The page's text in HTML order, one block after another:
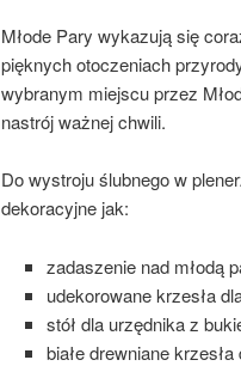
Młode Pary wykazują się
pięknych otoczeniach
wybranym miejscu przez
nastrój ważnej chwili.
Do wystroju ślubnego w
dekoracyjne jak:
zadaszenie nad młodą
udekorowane krzesła
stół dla urzędnika z
białe drewniane